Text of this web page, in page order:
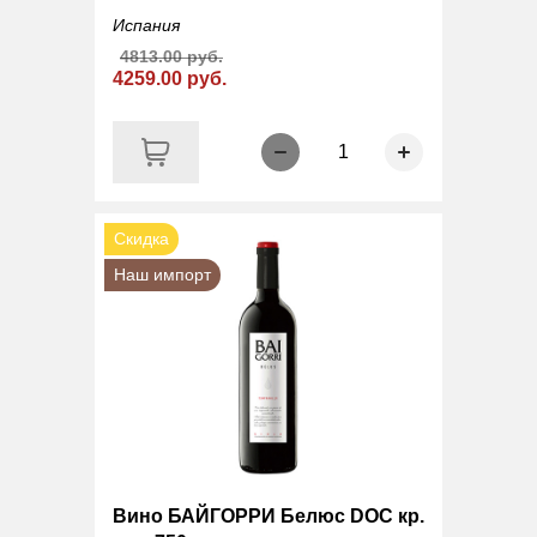
Испания
4259.00 руб.
4813.00 руб.
1
Скидка
Наш импорт
Вино БАЙГОРРИ Белюс DOC кр.